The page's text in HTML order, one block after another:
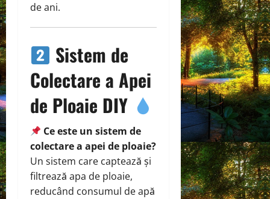
de ani.
Sistem de
Colectare a Apei
de Ploaie DIY
Ce este un sistem de
colectare a apei de ploaie?
Un sistem care captează și
filtrează apa de ploaie,
reducând consumul de apă